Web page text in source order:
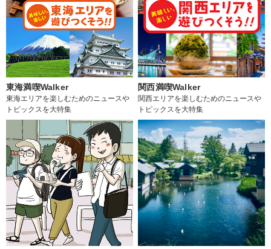
東海満喫Walker
東海エリアを楽しむためのニュースや
トピックスを大特集
関西満喫Walker
関西エリアを楽しむためのニュースや
トピックスを大特集